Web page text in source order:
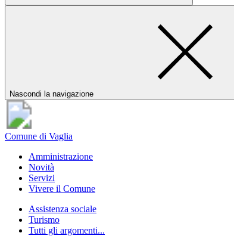
Nascondi la navigazione
Comune di Vaglia
Amministrazione
Novità
Servizi
Vivere il Comune
Assistenza sociale
Turismo
Tutti gli argomenti...